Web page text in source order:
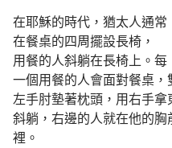
在耶穌的時代 ， 猶太人通常
在餐桌的四周擺設長椅 ，
用餐的人斜躺在長椅上 。 每
一個用餐的人會面對餐桌 ，
左手肘墊著枕頭 ， 用右手拿
斜躺 ， 右邊的人就在他的胸
裡 。